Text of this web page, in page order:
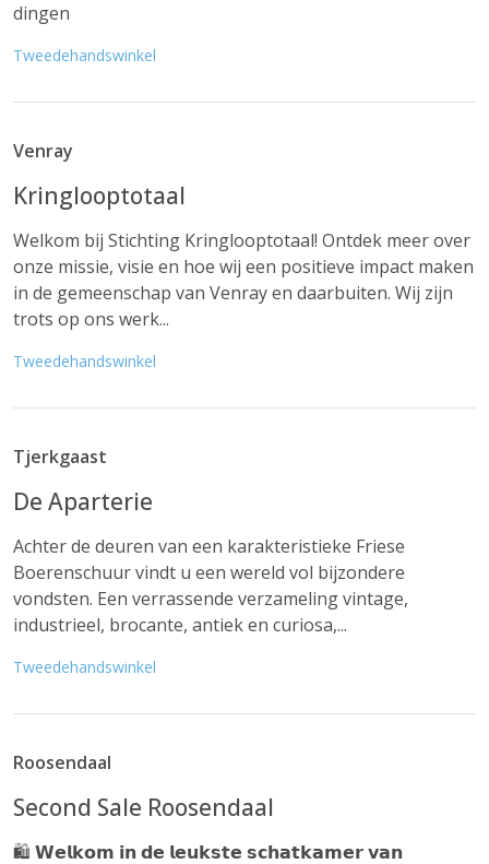
dingen
Tweedehandswinkel
Venray
Kringlooptotaal
Welkom bij Stichting Kringlooptotaal! Ontdek meer over
onze missie, visie en hoe wij een positieve impact maken
in de gemeenschap van Venray en daarbuiten. Wij zijn
trots op ons werk...
Tweedehandswinkel
Tjerkgaast
De Aparterie
Achter de deuren van een karakteristieke Friese
Boerenschuur vindt u een wereld vol bijzondere
vondsten. Een verrassende verzameling vintage,
industrieel, brocante, antiek en curiosa,...
Tweedehandswinkel
Roosendaal
Second Sale Roosendaal
🛍️ 𝗪𝗲𝗹𝗸𝗼𝗺 𝗶𝗻 𝗱𝗲 𝗹𝗲𝘂𝗸𝘀𝘁𝗲 𝘀𝗰𝗵𝗮𝘁𝗸𝗮𝗺𝗲𝗿 𝘃𝗮𝗻